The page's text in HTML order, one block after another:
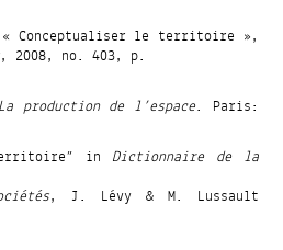
« Conceptualiser le territoire »,
, 2008, no. 403, p.
La production de l’espace. Paris:
in Dictionnaire de la
, J. Lévy & M. Lussault